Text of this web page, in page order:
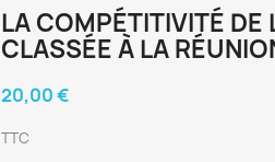
LA COMPÉTITIVITÉ DE
CLASSÉE À LA
20,00 €
TTC